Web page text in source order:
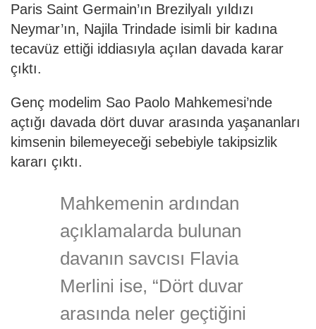
Paris Saint Germain’ın Brezilyalı yıldızı
Neymar’ın, Najila Trindade isimli bir kadına
tecavüz ettiği iddiasıyla açılan davada karar
çıktı.
Genç modelim Sao Paolo Mahkemesi’nde
açtığı davada dört duvar arasında yaşananları
kimsenin bilemeyeceği sebebiyle takipsizlik
kararı çıktı.
Mahkemenin ardından
açıklamalarda bulunan
davanın savcısı Flavia
Merlini ise, “Dört duvar
arasında neler geçtiğini